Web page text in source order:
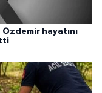
Özdemir hayatını